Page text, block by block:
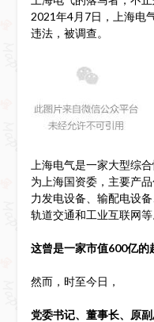
2021年4月7日，上海电
违法，被调查。
上海电气是一家大型综
为上海国资委，主要产
力发电设备、输配电设
轨道交通和工业互联网等
这曾是一家市值600亿的
然而，时至今日，
党委书记、董事长、原